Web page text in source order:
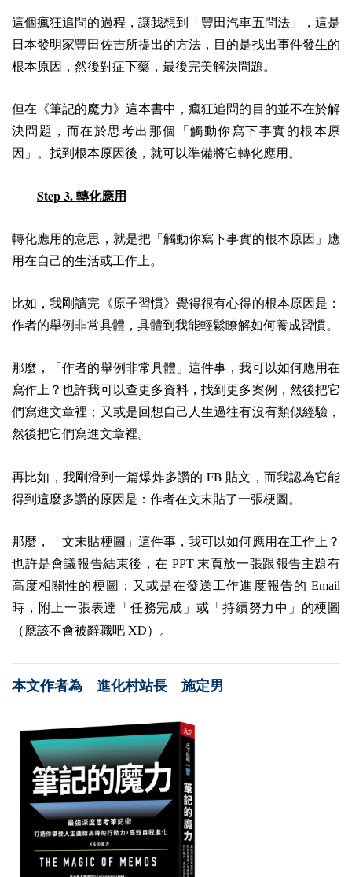
這個瘋狂追問的過程，讓我想到「豐田汽車五問法」，這是
日本發明家豐田佐吉所提出的方法，目的是找出事件發生的
根本原因，然後對症下藥，最後完美解決問題。
但在《筆記的魔力》這本書中，瘋狂追問的目的並不在於解
決問題，而在於思考出那個「觸動你寫下事實的根本原
因」。 找到根本原因後，就可以準備將它轉化應用。
Step 3. 轉化應用
轉化應用的意思，就是把「觸動你寫下事實的根本原因」應
用在自己的生活或工作上。
比如，我剛讀完《原子習慣》覺得很有心得的根本原因是：
作者的舉例非常具體，具體到我能輕鬆瞭解如何養成習慣。
那麼，「作者的舉例非常具體」這件事，我可以如何應用在
寫作上？也許我可以查更多資料，找到更多案例，然後把它
們寫進文章裡；又或是回想自己人生過往有沒有類似經驗，
然後把它們寫進文章裡。
再比如，我剛滑到一篇爆炸多讚的 FB 貼文，而我認為它能
得到這麼多讚的原因是：作者在文末貼了一張梗圖。
那麼，「文末貼梗圖」這件事，我可以如何應用在工作上？
也許是會議報告結束後，在 PPT 末頁放一張跟報告主題有
高度相關性的梗圖；又或是在發送工作進度報告的 Email
時，附上一張表達「任務完成」或「持續努力中」的梗圖
（應該不會被辭職吧 XD）。
本文作者為 進化村站長 施定男